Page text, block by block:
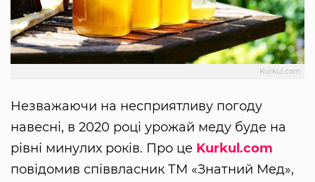
Kurkul.com
Незважаючи на несприятливу погоду
навесні, в 2020 році урожай меду буде на
рівні минулих років. Про це Kurkul.com
повідомив співвласник ТМ «Знатний Мед»,